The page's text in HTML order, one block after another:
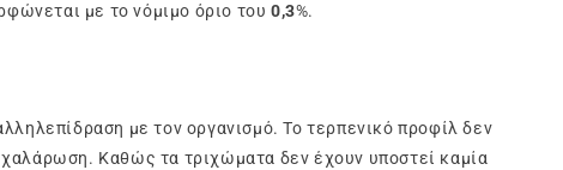
με το νόμιμο όριο του 0,3%.
με τον οργανισμό. Το τερπενικό προφίλ δεν
Καθώς τα τριχώματα δεν έχουν υποστεί καμία